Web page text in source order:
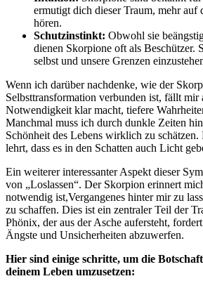
ermutigt‌ dich dieser⁤ Traum,​ mehr auf⁢
hören.
Schutzinstinkt: ⁣Obwohl sie
dienen‌ Skorpione oft als⁤ Beschützer.
selbst ‍und unsere Grenzen
Wenn ich darüber nachdenke, wie der
Selbsttransformation verbunden ⁣ist, fällt⁣ mir
Notwendigkeit klar macht, tiefere
Manchmal ‍muss ich durch dunkle Zeiten
Schönheit des Lebens‌ wirklich ‌zu
lehrt, dass⁣ es ‍in den Schatten​ auch Licht
Ein weiterer interessanter Aspekt ‍dieser
von „Loslassen“. Der Skorpion erinnert
notwendig‍ ist,Vergangenes hinter mir ⁢zu
zu schaffen. Dies ist⁤ ein ⁤zentraler Teil‍ der
Phönix,‍ der aus der ⁤Asche ​aufersteht,
Ängste ‌und⁤ Unsicherheiten abzuwerfen.
Hier sind einige schritte, um ‍die
deinem⁣ Leben umzusetzen: